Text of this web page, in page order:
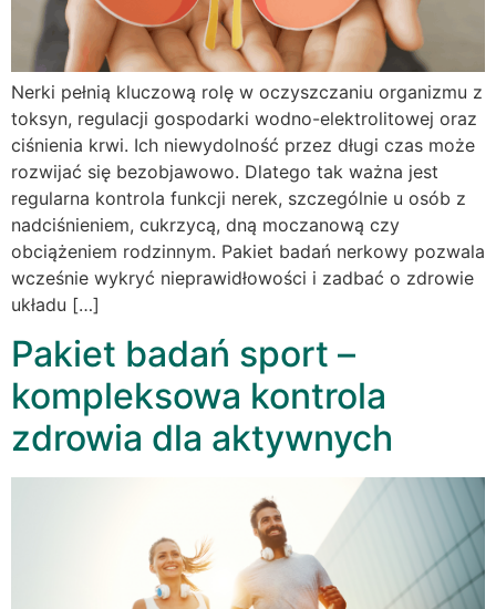
Nerki pełnią kluczową rolę w oczyszczaniu organizmu z
toksyn, regulacji gospodarki wodno-elektrolitowej oraz
ciśnienia krwi. Ich niewydolność przez długi czas może
rozwijać się bezobjawowo. Dlatego tak ważna jest
regularna kontrola funkcji nerek, szczególnie u osób z
nadciśnieniem, cukrzycą, dną moczanową czy
obciążeniem rodzinnym. Pakiet badań nerkowy pozwala
wcześnie wykryć nieprawidłowości i zadbać o zdrowie
układu […]
Pakiet badań sport –
kompleksowa kontrola
zdrowia dla aktywnych